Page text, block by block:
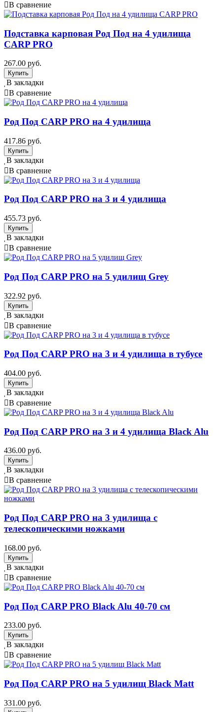
В сравнение
Подставка карповая Род Под на 4 удилища
CARP PRO
267.00 руб.
В закладки
В сравнение
Род Под CARP PRO на 4 удилища
417.86 руб.
В закладки
В сравнение
Род Под CARP PRO на 3 и 4 удилища
455.73 руб.
В закладки
В сравнение
Род Под CARP PRO на 5 удилищ Grey
322.92 руб.
В закладки
В сравнение
Род Под CARP PRO на 3 и 4 удилища в тубусе
404.00 руб.
В закладки
В сравнение
Род Под CARP PRO на 3 и 4 удилища Black Alu
436.00 руб.
В закладки
В сравнение
Род Под CARP PRO на 3 удилища с
телескопическими ножками
168.00 руб.
В закладки
В сравнение
Род Под CARP PRO Black Alu 40-70 см
233.00 руб.
В закладки
В сравнение
Род Под CARP PRO на 5 удилищ Black Matt
331.00 руб.